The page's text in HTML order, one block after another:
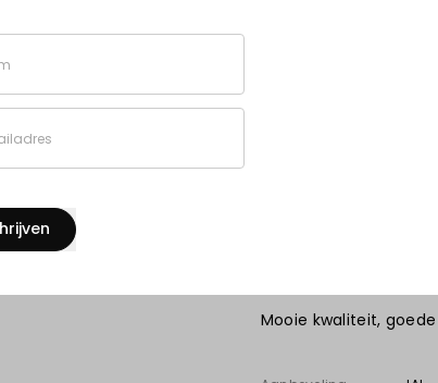
06-
Perfecte
Mooie kwaliteit,